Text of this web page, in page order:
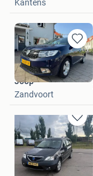
Kantens
Bewaren
in
Mijn
Joop
Zandvoort
in
Mijn